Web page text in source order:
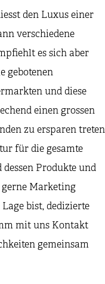
den Luxus einer
verschiedene
es sich aber
gebotenen
und diese
einen grossen
zu ersparen treten
für die gesamte
Produkte und
Marketing
bist, dedizierte
mit uns Kontakt
gemeinsam